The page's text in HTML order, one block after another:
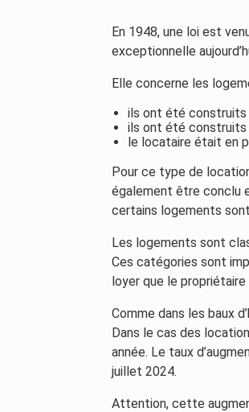
En 1948, une loi est
exceptionnelle
Elle concerne les
ils ont été construits
ils ont été construits
le locataire était en
Pour ce type de
également être conclu
certains logements
Les logements sont
Ces catégories sont
loyer que le propriétaire
Comme dans les baux
Dans le cas des
année. Le taux
juillet 2024.
Attention, cette